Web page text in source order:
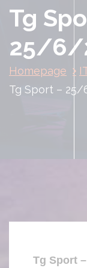
Tg
25/6/
Homepage
Tg Sport – 25/
Tg Sport